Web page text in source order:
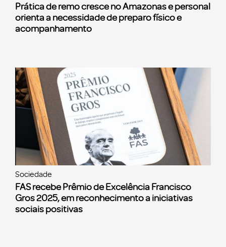
Prática de remo cresce no Amazonas e personal
orienta a necessidade de preparo físico e
acompanhamento
Sociedade
FAS recebe Prêmio de Excelência Francisco
Gros 2025, em reconhecimento a iniciativas
sociais positivas